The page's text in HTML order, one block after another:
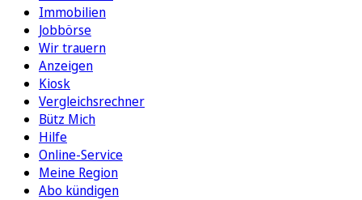
Immobilien
Jobbörse
Wir trauern
Anzeigen
Kiosk
Vergleichsrechner
Bütz Mich
Hilfe
Online-Service
Meine Region
Abo kündigen